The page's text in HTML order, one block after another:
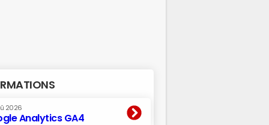
2026
Analytics GA4